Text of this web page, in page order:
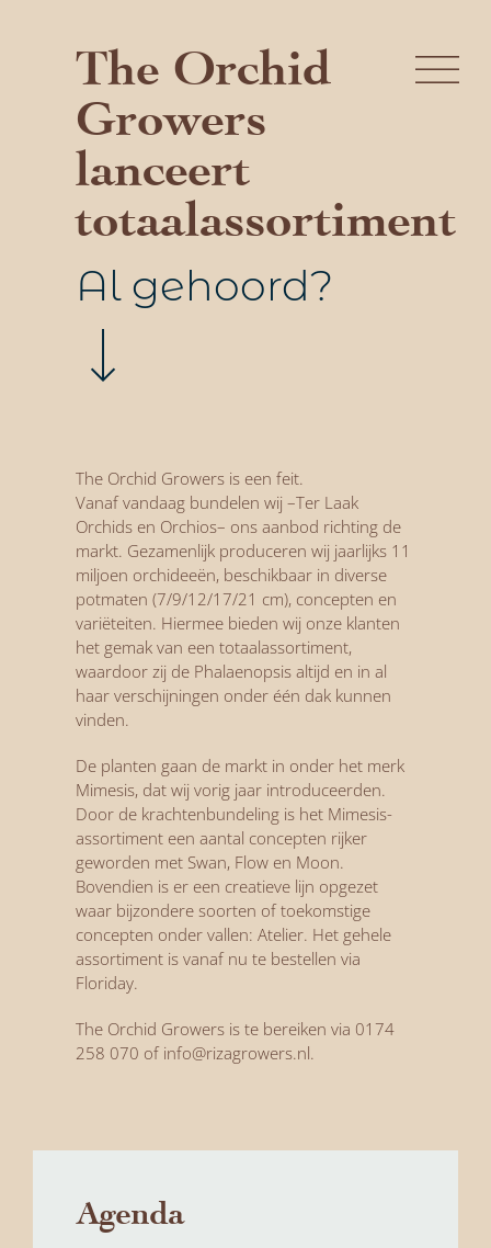
The Orchid
Growers
lanceert
totaalassortiment
Al gehoord?
The Orchid Growers is een feit.
Vanaf vandaag bundelen wij –Ter Laak
Orchids en Orchios– ons aanbod richting de
markt. Gezamenlijk produceren wij jaarlijks 11
miljoen orchideeën, beschikbaar in diverse
potmaten (7/9/12/17/21 cm), concepten en
variëteiten. Hiermee bieden wij onze klanten
het gemak van een totaalassortiment,
waardoor zij de Phalaenopsis altijd en in al
haar verschijningen onder één dak kunnen
vinden.
De planten gaan de markt in onder het merk
Mimesis, dat wij vorig jaar introduceerden.
Door de krachtenbundeling is het Mimesis-
assortiment een aantal concepten rijker
geworden met Swan, Flow en Moon.
Bovendien is er een creatieve lijn opgezet
waar bijzondere soorten of toekomstige
concepten onder vallen: Atelier. Het gehele
assortiment is vanaf nu te bestellen via
Floriday.
The Orchid Growers is te bereiken via 0174
258 070 of info@rizagrowers.nl.
Agenda